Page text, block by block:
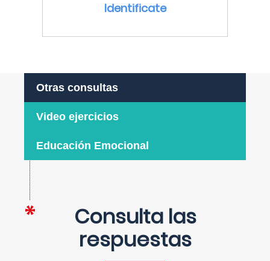
Identificate
Otras consultas
Video ejercicios
Educación Emocional
Consulta las
respuestas